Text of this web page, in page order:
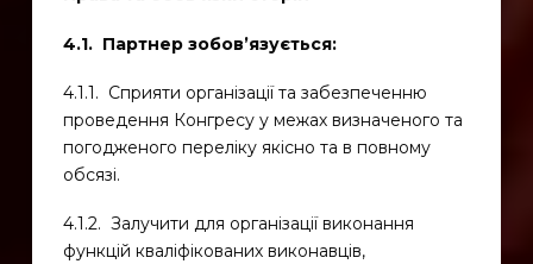
4.1. Партнер зобов’язується:
4.1.1. Сприяти організації та забезпеченню
проведення Конгресу у межах визначеного та
погодженого переліку якісно та в повному
обсязі.
4.1.2. Залучити для організації виконання
функцій кваліфікованих виконавців,